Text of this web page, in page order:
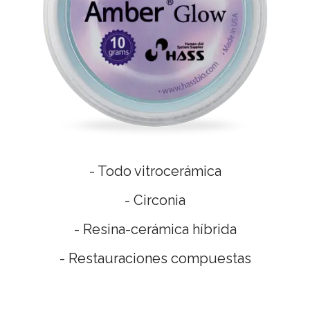
- Todo vitrocerámica
- Circonia
- Resina-cerámica híbrida
- Restauraciones compuestas